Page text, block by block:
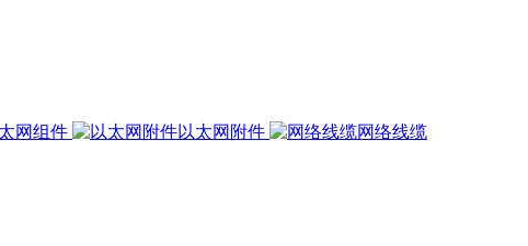
网组件 以太网附件 网络线缆